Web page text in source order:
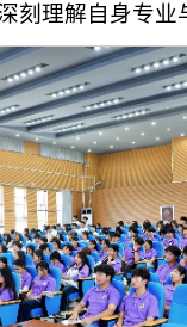
理解自身专业